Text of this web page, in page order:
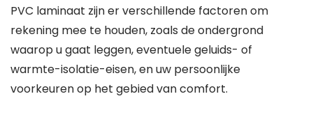
PVC laminaat zijn er verschillende factoren om
rekening mee te houden, zoals de ondergrond
waarop u gaat leggen, eventuele geluids- of
warmte-isolatie-eisen, en uw persoonlijke
voorkeuren op het gebied van comfort.